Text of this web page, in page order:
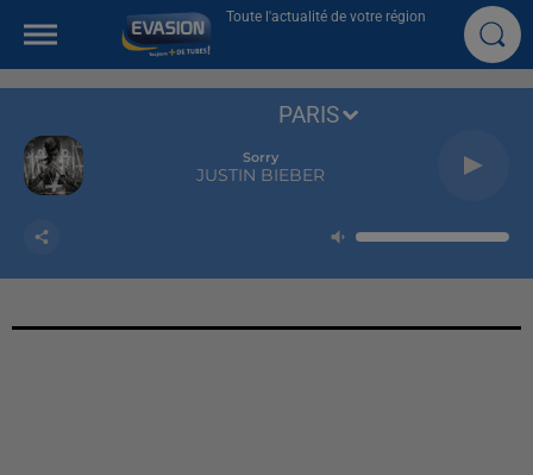
Toute l'actualité de votre région
Sorry
JUSTIN BIEBER
PARIS